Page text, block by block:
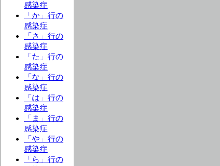
感染症
「か」行の
感染症
「さ」行の
感染症
「た」行の
感染症
「な」行の
感染症
「は」行の
感染症
「ま」行の
感染症
「や」行の
感染症
「ら」行の